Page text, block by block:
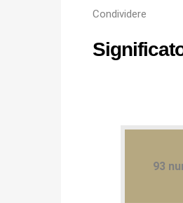
Condividere
93